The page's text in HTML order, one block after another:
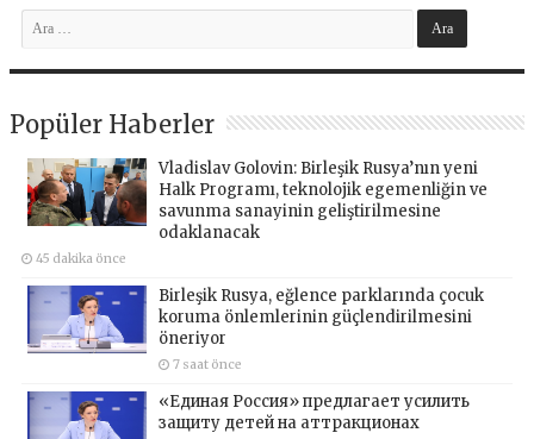
Popüler Haberler
Vladislav Golovin: Birleşik Rusya’nın yeni
Halk Programı, teknolojik egemenliğin ve
savunma sanayinin geliştirilmesine
odaklanacak
45 dakika önce
Birleşik Rusya, eğlence parklarında çocuk
koruma önlemlerinin güçlendirilmesini
öneriyor
7 saat önce
«Единая Россия» предлагает усилить
защиту детей на аттракционах